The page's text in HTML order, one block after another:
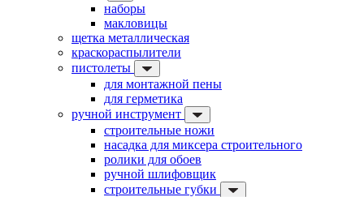
наборы
макловицы
щетка металлическая
краскораспылители
пистолеты
для монтажной пены
для герметика
ручной инструмент
строительные ножи
насадка для миксера строительного
ролики для обоев
ручной шлифовщик
строительные губки